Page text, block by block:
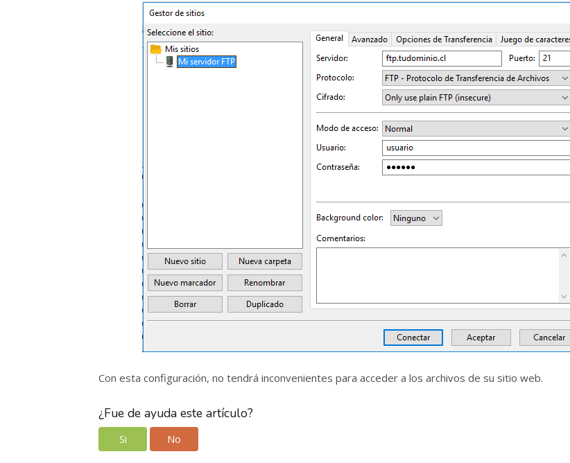
Con esta configuración, no tendrá inconvenientes para acceder a los archivos de su sitio web.
¿Fue de ayuda este artículo?
Si No